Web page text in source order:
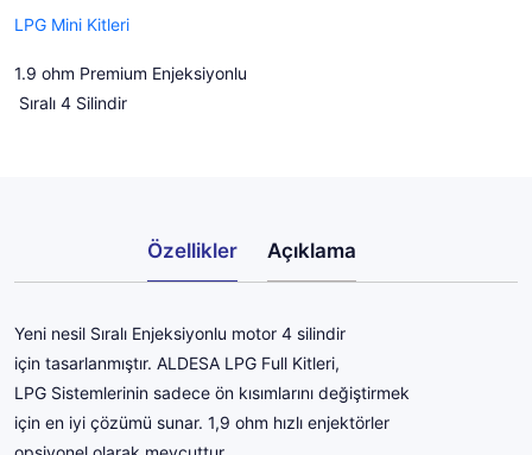
LPG Mini Kitleri
1.9 ohm Premium Enjeksiyonlu
Sıralı 4 Silindir
Özellikler Açıklama
Yeni nesil Sıralı Enjeksiyonlu motor 4 silindir
için tasarlanmıştır. ALDESA LPG Full Kitleri,
LPG Sistemlerinin sadece ön kısımlarını değiştirmek
için en iyi çözümü sunar. 1,9 ohm hızlı enjektörler